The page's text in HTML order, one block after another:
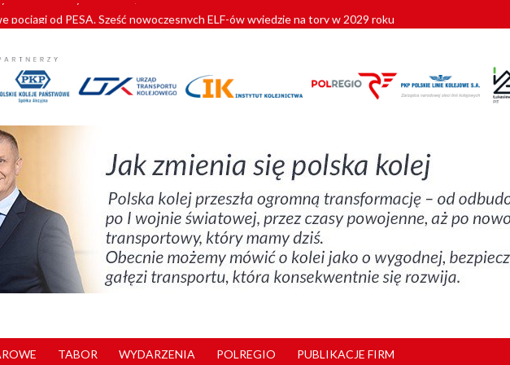
pociągi od PESA. Sześć nowoczesnych ELF-ów wyjedzie na tory w 2029 roku
alkoholu i wjeżdżają na tory
Vectrony na 230 km/h
TABOR WYDARZENIA POLREGIO PUBLIKACJE FIRM